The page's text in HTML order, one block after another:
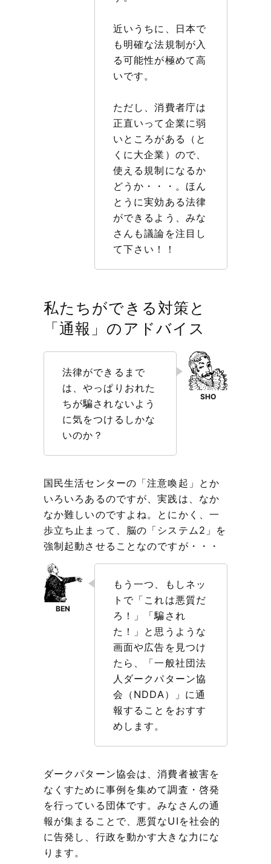
近いうちに、日本で
も明確な法規制が入
る可能性が極めて高
いです。
ただし、消費者庁は
正直いって企業に弱
いところがある（と
くに大企業）ので、
使える規制になるか
どうか・・・。ほん
とうに実効ある法律
ができるよう、みな
さんも議論を注目し
て下さい！！
私たちができる対策と
「通報」のアドバイス
法律ができるまで
は、やっぱりおれた
ちが騙されないよう
に気をつけるしかな
いのか？
国民生活センターの「注意喚起」とか
いろいろあるのですが、実践は、なか
なか難しいのですよね。とにかく、一
歩立ち止まって、脳の「システム2」を
強制起動させることなのですが・・・
もう一つ、もしネッ
トで「これは悪質だ
ろ！」「騙され
た！」と思うような
画面や広告を見つけ
たら、「一般社団法
人ダークパターン協
会（NDDA）」に通
報することをおすす
めします。
ダークパターン協会は、消費者被害を
なくすために事例を集めて調査・啓発
を行っている団体です。みなさんの通
報が集まることで、悪質なUIを社会的
に告発し、行政を動かす大きな力にな
ります。